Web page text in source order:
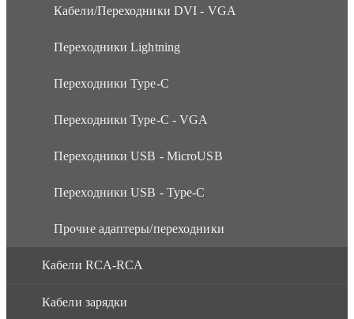
Кабели/Переходники DVI - VGA
Переходники Lightning
Переходники Type-C
Переходники Type-C - VGA
Переходники USB - MicroUSB
Переходники USB - Type-C
Прочие адаптеры/переходники
Кабели RCA-RCA
Кабели зарядки